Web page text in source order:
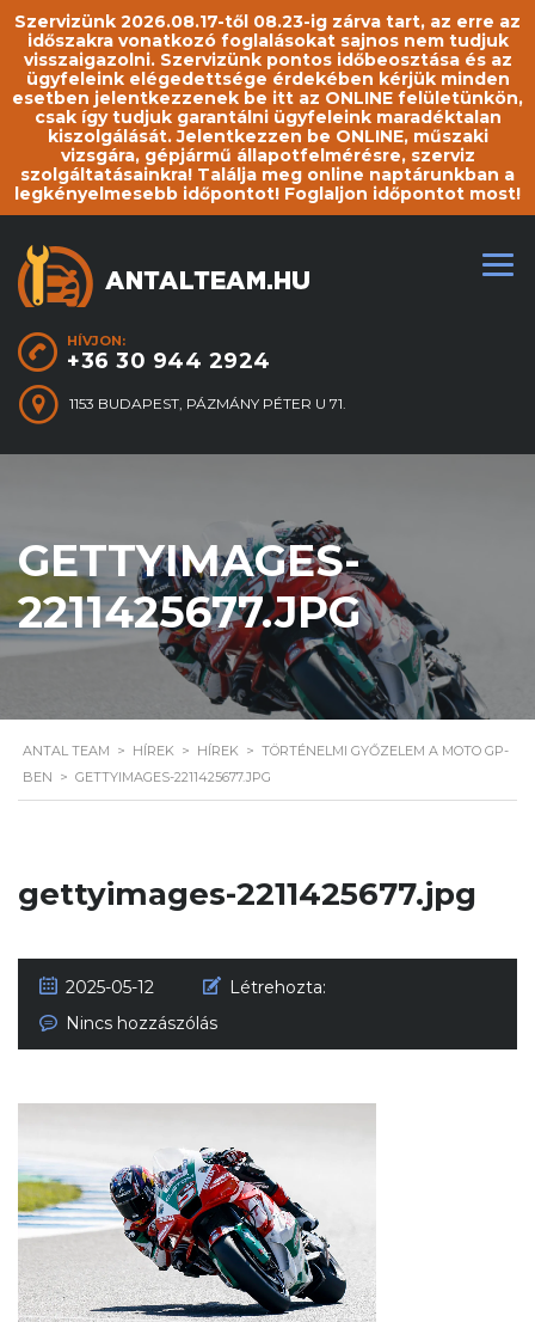
Szervizünk 2026.08.17-től 08.23-ig zárva tart, az erre az
időszakra vonatkozó foglalásokat sajnos nem tudjuk
visszaigazolni. Szervizünk pontos időbeosztása és az
ügyfeleink elégedettsége érdekében kérjük minden
esetben jelentkezzenek be itt az ONLINE felületünkön,
csak így tudjuk garantálni ügyfeleink maradéktalan
kiszolgálását. Jelentkezzen be ONLINE, műszaki
vizsgára, gépjármű állapotfelmérésre, szerviz
szolgáltatásainkra! Találja meg online naptárunkban a
legkényelmesebb időpontot! Foglaljon időpontot most!
HÍVJON:
+36 30 944 2924
1153 BUDAPEST, PÁZMÁNY PÉTER U 71.
GETTYIMAGES-
2211425677.JPG
ANTAL TEAM > HÍREK > HÍREK > TÖRTÉNELMI GYŐZELEM A MOTO GP-
BEN > GETTYIMAGES-2211425677.JPG
gettyimages-2211425677.jpg
2025-05-12
Létrehozta:
Nincs hozzászólás